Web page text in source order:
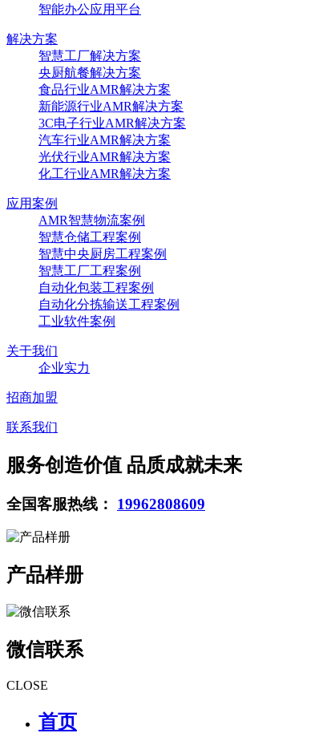
智能办公应用平台
解决方案
智慧工厂解决方案
央厨航餐解决方案
食品行业AMR解决方案
新能源行业AMR解决方案
3C电子行业AMR解决方案
汽车行业AMR解决方案
光伏行业AMR解决方案
化工行业AMR解决方案
应用案例
AMR智慧物流案例
智慧仓储工程案例
智慧中央厨房工程案例
智慧工厂工程案例
自动化包装工程案例
自动化分拣输送工程案例
工业软件案例
关于我们
企业实力
招商加盟
联系我们
服务创造价值 品质成就未来
全国客服热线： 19962808609
产品样册
微信联系
CLOSE
首页